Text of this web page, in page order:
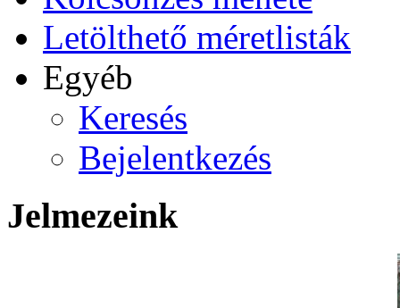
Letölthető méretlisták
Egyéb
Keresés
Bejelentkezés
Jelmezeink